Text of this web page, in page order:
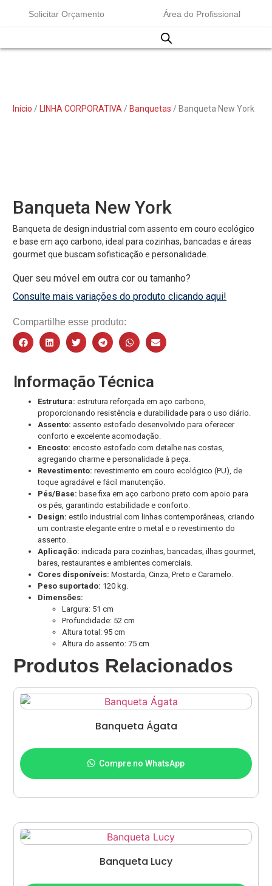
Solicitar Orçamento Área do Profissional
Início / LINHA CORPORATIVA / Banquetas / Banqueta New York
Banqueta New York
Banqueta de design industrial com assento em couro ecológico
e base em aço carbono, ideal para cozinhas, bancadas e áreas
gourmet que buscam sofisticação e personalidade.
Quer seu móvel em outra cor ou tamanho?
Consulte mais variações do produto clicando aqui!
Compartilhe esse produto:
Informação Técnica
Estrutura: estrutura reforçada em aço carbono,
proporcionando resistência e durabilidade para o uso diário.
Assento: assento estofado desenvolvido para oferecer
conforto e excelente acomodação.
Encosto: encosto estofado com detalhe nas costas,
agregando charme e personalidade à peça.
Revestimento: revestimento em couro ecológico (PU), de
toque agradável e fácil manutenção.
Pés/Base: base fixa em aço carbono preto com apoio para
os pés, garantindo estabilidade e conforto.
Design: estilo industrial com linhas contemporâneas, criando
um contraste elegante entre o metal e o revestimento do
assento.
Aplicação: indicada para cozinhas, bancadas, ilhas gourmet,
bares, restaurantes e ambientes comerciais.
Cores disponíveis: Mostarda, Cinza, Preto e Caramelo.
Peso suportado: 120 kg.
Dimensões:
Largura: 51 cm
Profundidade: 52 cm
Altura total: 95 cm
Altura do assento: 75 cm
Produtos Relacionados
Banqueta Ágata
Compre no WhatsApp
Banqueta Lucy